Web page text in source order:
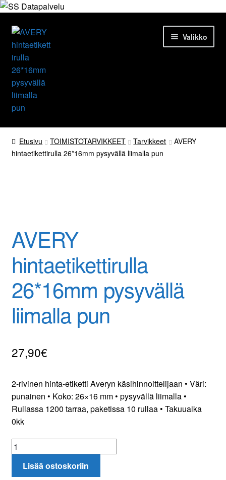
Siirry
navigointiin
Siirry
sisältöön
Valikko
Etusivu
Tuotteet
Yrityksestä
Yhteydenotto
Oma tili
Tilaa uutiskirje
Etusivu TOIMISTOTARVIKKEET Tarvikkeet
AVERY
hintaetikettirulla 26*16mm pysyvällä liimalla pun
AVERY
hintaetikettirulla
26*16mm pysyvällä
liimalla pun
27,90€
2-rivinen hinta-etiketti Averyn käsihinnoittelijaan • Väri:
punainen • Koko: 26×16 mm • pysyvällä liimalla •
Rullassa 1200 tarraa, paketissa 10 rullaa • Takuuaika
0kk
AVERY
hintaetikettirulla
26*16mm
Lisää ostoskoriin